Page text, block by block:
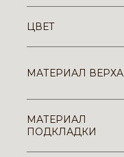
ЦВЕТ
МАТЕРИАЛ ВЕРХА
МАТЕРИАЛ
ПОДКЛАДКИ